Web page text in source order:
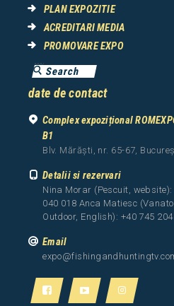
PLAN EXPOZITIE
ACREDITARI MEDIA
PROMOVARE EXPO
date de contact
Complex expozițional
B1
Blv. Mărăști, nr. 65-67,
Detalii si rezervari
Nina Morar (Pescuit, website):
040 018 Anca Matiesc
Outdoor, English): +40 745
Email